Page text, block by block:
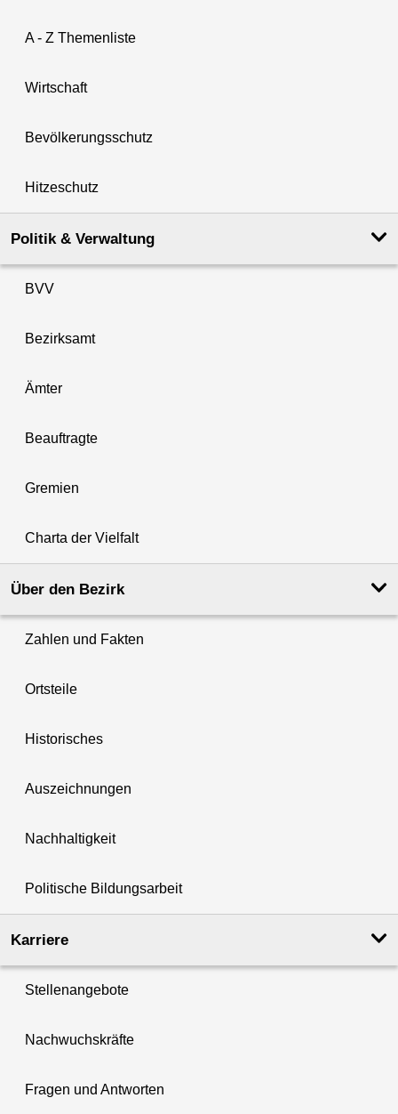
A - Z Themenliste
Wirtschaft
Bevölkerungsschutz
Hitzeschutz
Politik & Verwaltung
BVV
Bezirksamt
Ämter
Beauftragte
Gremien
Charta der Vielfalt
Über den Bezirk
Zahlen und Fakten
Ortsteile
Historisches
Auszeichnungen
Nachhaltigkeit
Politische Bildungsarbeit
Karriere
Stellenangebote
Nachwuchskräfte
Fragen und Antworten